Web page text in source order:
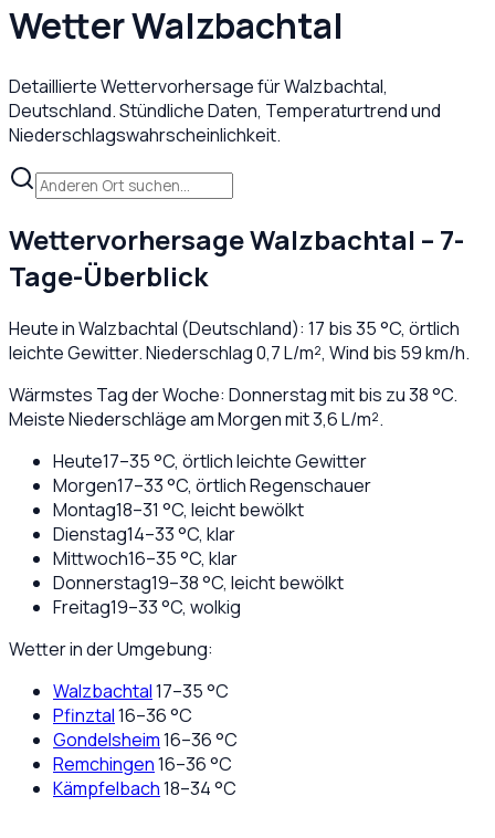
WetterWalzbachtal
Detaillierte Wettervorhersage fürWalzbachtal,
Deutschland. Stündliche Daten, Temperaturtrend und
Niederschlagswahrscheinlichkeit.
WettervorhersageWalzbachtal – 7-
Tage-Überblick
Heute inWalzbachtal (Deutschland): 17 bis35°C, örtlich
leichte Gewitter. Niederschlag0,7L/m², Wind bis 59km/h.
Wärmstes Tag der Woche: Donnerstag mit bis zu 38 °C.
Meiste Niederschläge am Morgen mit 3,6 L/m².
Heute17–35°C, örtlich leichte Gewitter
Morgen17–33°C, örtlich Regenschauer
Montag18–31 °C, leicht bewölkt
Dienstag14–33°C, klar
Mittwoch16–35°C, klar
Donnerstag19–38°C, leicht bewölkt
Freitag19–33°C, wolkig
Wetter in der Umgebung:
Walzbachtal17–35°C
Pfinztal16–36°C
Gondelsheim16–36°C
Remchingen16–36°C
Kämpfelbach18–34°C